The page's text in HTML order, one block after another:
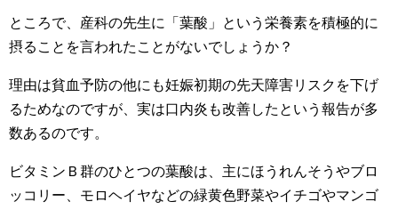
ところで、産科の先生に「葉酸」という栄養素を積極的に
摂ることを言われたことがないでしょうか？
理由は貧血予防の他にも妊娠初期の先天障害リスクを下げ
るためなのですが、実は口内炎も改善したという報告が多
数あるのです。
ビタミンＢ群のひとつの葉酸は、主にほうれんそうやブロ
ッコリー、モロヘイヤなどの緑黄色野菜やイチゴやマンゴ